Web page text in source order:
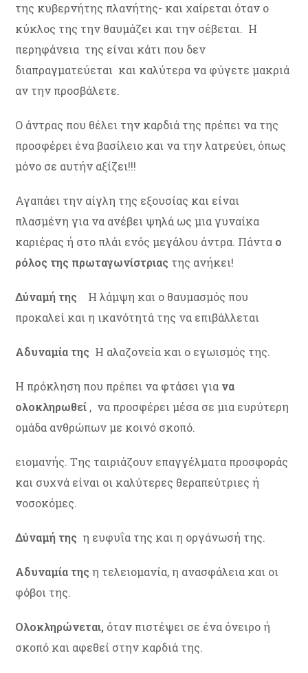
της κυβερνήτης πλανήτης- και χαίρεται όταν ο
κύκλος της την θαυμάζει και την σέβεται. Η
περηφάνεια της είναι κάτι που δεν
διαπραγματεύεται και καλύτερα να φύγετε μακριά
αν την προσβάλετε.
Ο άντρας που θέλει την καρδιά της πρέπει να της
προσφέρει ένα βασίλειο και να την λατρεύει, όπως
μόνο σε αυτήν αξίζει!!!
Αγαπάει την αίγλη της εξουσίας και είναι
πλασμένη για να ανέβει ψηλά ως μια γυναίκα
καριέρας ή στο πλάι ενός μεγάλου άντρα. Πάντα ο
ρόλος της πρωταγωνίστριας της ανήκει!
Δύναμή της Η λάμψη και ο θαυμασμός που
προκαλεί και η ικανότητά της να επιβάλλεται
Αδυναμία της Η αλαζονεία και ο εγωισμός της.
Η πρόκληση που πρέπει να φτάσει για να
ολοκληρωθεί , να προσφέρει μέσα σε μια ευρύτερη
ομάδα ανθρώπων με κοινό σκοπό.
ειομανής. Της ταιριάζουν επαγγέλματα προσφοράς
και συχνά είναι οι καλύτερες θεραπεύτριες ή
νοσοκόμες.
Δύναμή της η ευφυΐα της και η οργάνωσή της.
Αδυναμία της η τελειομανία, η ανασφάλεια και οι
φόβοι της.
Ολοκληρώνεται, όταν πιστέψει σε ένα όνειρο ή
σκοπό και αφεθεί στην καρδιά της.